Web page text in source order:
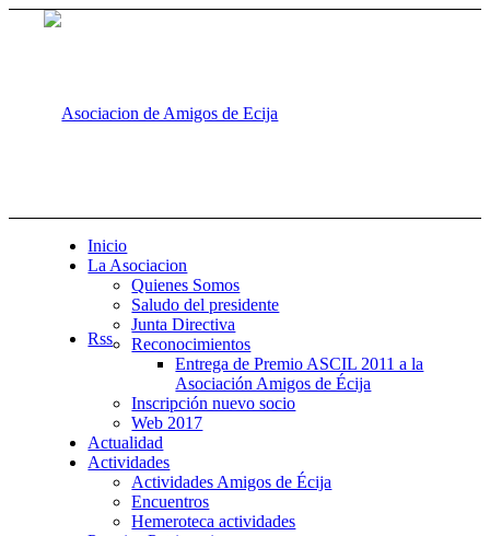
Rss
Inicio
La Asociacion
Quienes Somos
Saludo del presidente
Junta Directiva
Reconocimientos
Entrega de Premio ASCIL 2011 a la
Asociación Amigos de Écija
Inscripción nuevo socio
Web 2017
Actualidad
Actividades
Actividades Amigos de Écija
Encuentros
Hemeroteca actividades